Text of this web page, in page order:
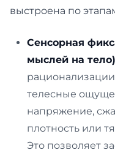
выстроена по
Сенсорная
мыслей на
телесные
напряжение,
плотность или
Это позволяет